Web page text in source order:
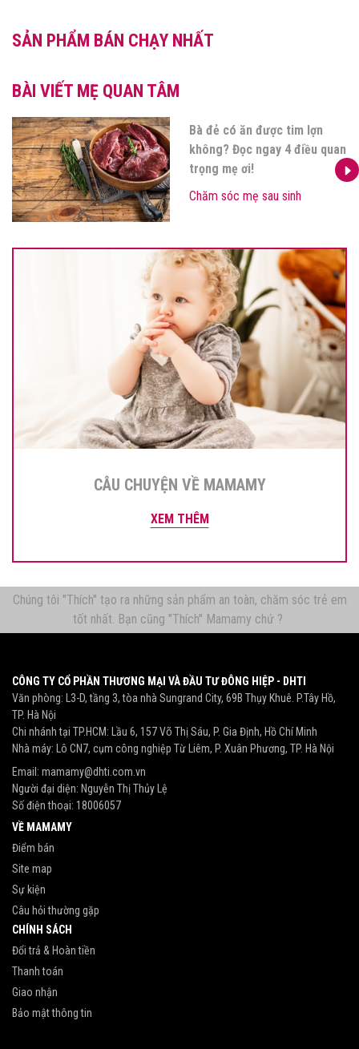
SẢN PHẨM BÁN CHẠY NHẤT
BÀI VIẾT MẸ QUAN TÂM
quan
3 cách làm xẹp bụng
mổ hiệu quả chỉ sau
áp dụng
Chăm sóc mẹ sau sinh
CÂU CHUYỆN VỀ MAMAMY
XEM THÊM
Chúng tôi "Thích" tạo ra những sản phẩm an toàn, chăm sóc trẻ em
tốt nhất. Bạn cũng "Thích" Mamamy chứ ?
CÔNG TY CỔ PHẦN THƯƠNG MẠI VÀ ĐẦU TƯ ĐÔNG HIỆP - DHTI
Văn phòng: L3-D, tầng 3, tòa nhà Sungrand City, 69B Thụy Khuê. P.Tây Hồ,
TP. Hà Nội
Chi nhánh tại TP.HCM: Lầu 6, 157 Võ Thị Sáu, P. Gia Định, Hồ Chí Minh
Nhà máy: Lô CN7, cụm công nghiệp Từ Liêm, P. Xuân Phương, TP. Hà Nội
Email: mamamy@dhti.com.vn
Người đại diện: Nguyễn Thị Thủy Lệ
Số điện thoại: 18006057
VỀ MAMAMY
Điểm bán
Site map
Sự kiện
Câu hỏi thường gặp
CHÍNH SÁCH
Đổi trả & Hoàn tiền
Thanh toán
Giao nhận
Bảo mật thông tin